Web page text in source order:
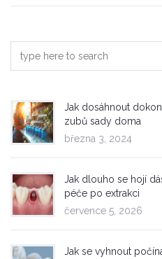
Jak dosáhnout
zubů sady doma
března 3, 2024
Jak dlouho se hojí
péče po extrakci
července 5, 2026
Jak se vyhnout